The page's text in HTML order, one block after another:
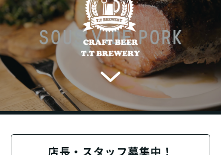
店長・スタッフ募集中！